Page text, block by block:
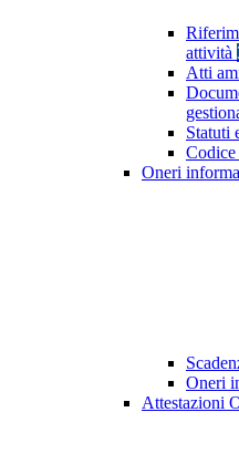
attività
Atti
Statuti
Codice
Oneri
Oneri
Attestazioni